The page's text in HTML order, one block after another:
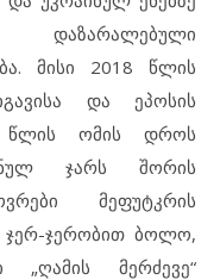
მისი 2018 წლის
და ეპოსის
წლის ომის დროს
ჯარს შორის
მეფუტკრის
ჯერობით ბოლო,
„ღამის მერძევე“